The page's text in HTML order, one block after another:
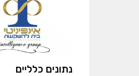
נתונים כלליים